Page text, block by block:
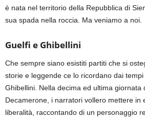
è nata nel territorio della Repubblica di
sua spada nella roccia. Ma veniamo a noi.
Guelfi e Ghibellini
Che sempre siano esistiti partiti che si
storie e leggende ce lo ricordano dai
Ghibellini. Nella decima ed ultima giornata
Decamerone, i narratori vollero mettere in
liberalità, raccontando di un personaggio